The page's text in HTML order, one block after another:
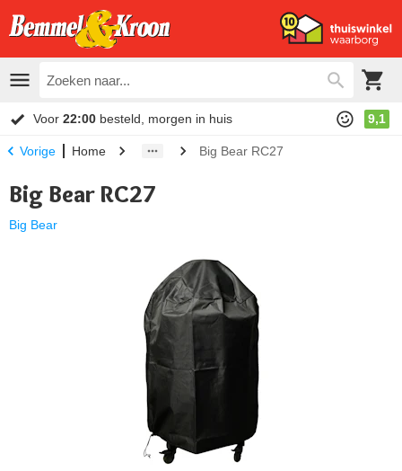
Voor 22:00 besteld, morgen in huis 9,1
Vorige Home Big Bear RC27
Big Bear RC27
Big Bear